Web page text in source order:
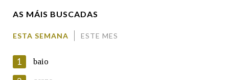
AS MÁIS BUSCADAS
ESTA SEMANA ESTE MES
1 baio